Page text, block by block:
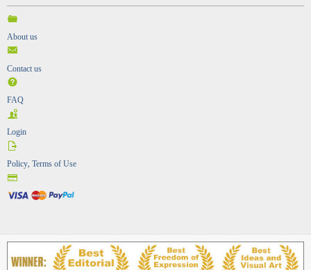
About us
Contact us
FAQ
Login
Policy, Terms of Use